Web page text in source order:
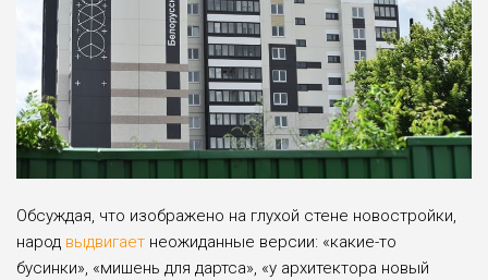
Обсуждая, что изображено на глухой стене новостройки,
народ выдвигает неожиданные версии: «какие-то
бусинки», «мишень для дартса», «у архитектора новый